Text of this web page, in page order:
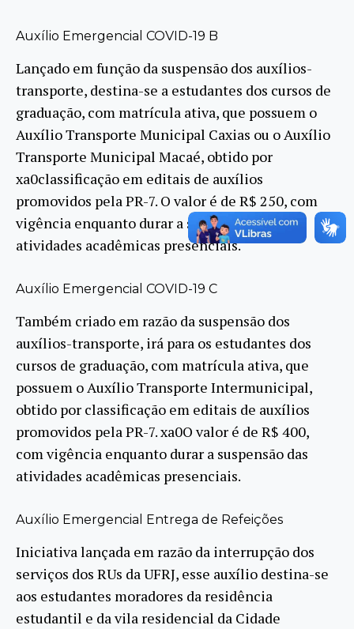
Auxílio Emergencial COVID-19 B
Lançado em função da suspensão dos auxílios-
transporte, destina-se a estudantes dos cursos de
graduação, com matrícula ativa, que possuem o
Auxílio Transporte Municipal Caxias ou o Auxílio
Transporte Municipal Macaé, obtido por
xa0classificação em editais de auxílios
promovidos pela PR-7. O valor é de R$ 250, com
vigência enquanto durar a suspensão das
atividades acadêmicas presenciais.
Auxílio Emergencial COVID-19 C
Também criado em razão da suspensão dos
auxílios-transporte, irá para os estudantes dos
cursos de graduação, com matrícula ativa, que
possuem o Auxílio Transporte Intermunicipal,
obtido por classificação em editais de auxílios
promovidos pela PR-7. xa0O valor é de R$ 400,
com vigência enquanto durar a suspensão das
atividades acadêmicas presenciais.
Auxílio Emergencial Entrega de Refeições
Iniciativa lançada em razão da interrupção dos
serviços dos RUs da UFRJ, esse auxílio destina-se
aos estudantes moradores da residência
estudantil e da vila residencial da Cidade